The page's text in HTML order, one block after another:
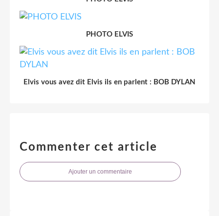
PHOTO ELVIS
Elvis vous avez dit Elvis ils en parlent : BOB DYLAN
Commenter cet article
Ajouter un commentaire